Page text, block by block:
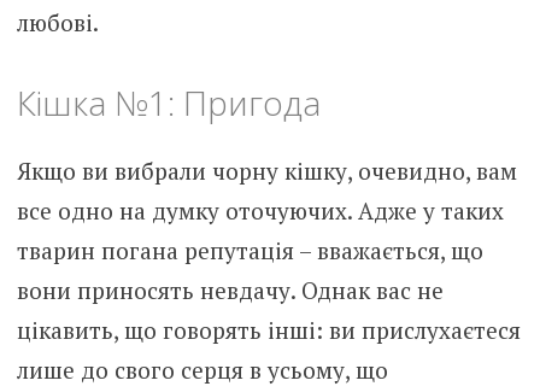
любові.
Кішка №1: Пригода
Якщо ви вибрали чорну кішку, очевидно, вам
все одно на думку оточуючих. Адже у таких
тварин погана репутація – вважається, що
вони приносять невдачу. Однак вас не
цікавить, що говорять інші: ви прислухаєтеся
лише до свого серця в усьому, що